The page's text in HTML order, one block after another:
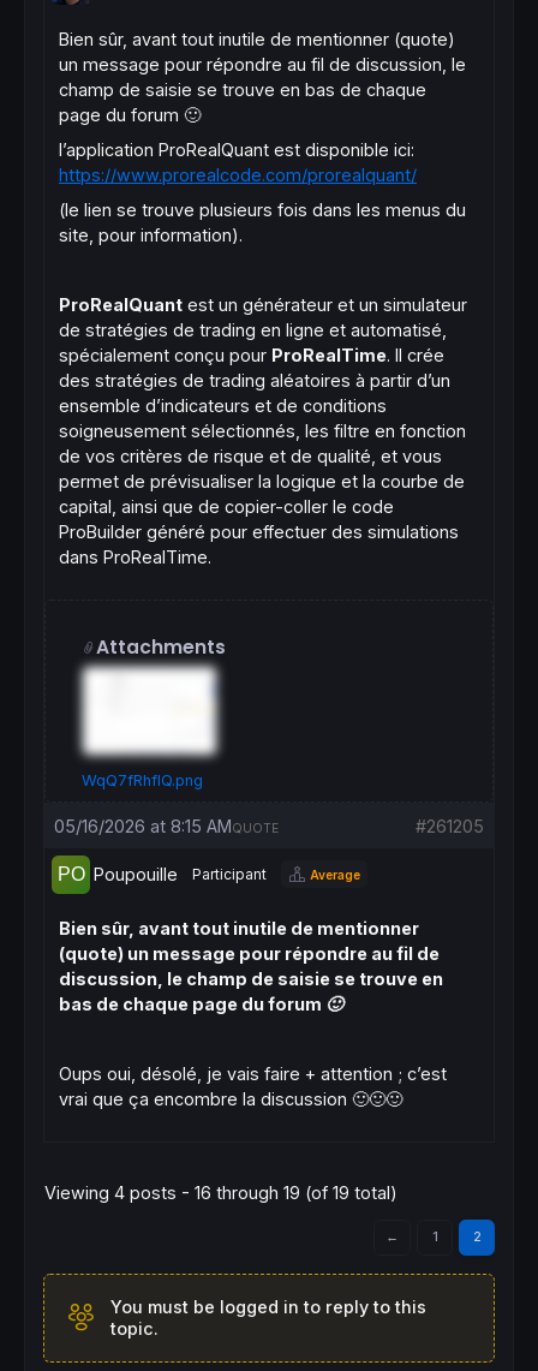
Bien sûr, avant tout inutile de mentionner (quote)
un message pour répondre au fil de discussion, le
champ de saisie se trouve en bas de chaque
page du forum 🙂
l’application ProRealQuant est disponible ici:
https://www.prorealcode.com/prorealquant/
(le lien se trouve plusieurs fois dans les menus du
site, pour information).
ProRealQuant est un générateur et un simulateur
de stratégies de trading en ligne et automatisé,
spécialement conçu pour ProRealTime. Il crée
des stratégies de trading aléatoires à partir d’un
ensemble d’indicateurs et de conditions
soigneusement sélectionnés, les filtre en fonction
de vos critères de risque et de qualité, et vous
permet de prévisualiser la logique et la courbe de
capital, ainsi que de copier-coller le code
ProBuilder généré pour effectuer des simulations
dans ProRealTime.
Attachments
WqQ7fRhflQ.png
05/16/2026 at 8:15 AM #261205
QUOTE
Poupouille Participant Average
Bien sûr, avant tout inutile de mentionner
(quote) un message pour répondre au fil de
discussion, le champ de saisie se trouve en
bas de chaque page du forum 🙂
Oups oui, désolé, je vais faire + attention ; c’est
vrai que ça encombre la discussion 🙂🙂🙂
Viewing 4 posts - 16 through 19 (of 19 total)
← 1 2
You must be logged in to reply to this
topic.